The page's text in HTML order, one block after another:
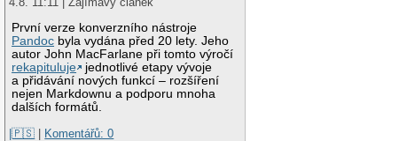
První verze konverzního nástroje
Pandoc byla vydána před 20 lety. Jeho
autor John MacFarlane při tomto výročí
rekapituluje
jednotlivé etapy vývoje
a přidávání nových funkcí – rozšíření
nejen Markdownu a podporu mnoha
dalších formátů.
|🇵🇸 | Komentářů: 0